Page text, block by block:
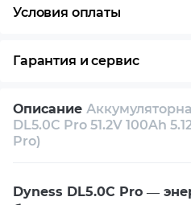
Условия оплаты
Гарантия и сервис
Собственный сервисный
Техническая поддержка
Описание
DL5.0C Pro 51.2V 100Ah
Pro)
Dyness DL5.0C Pro —